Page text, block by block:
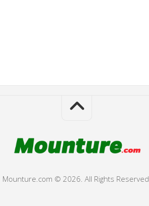
Mounture.com © 2026. All Rights Reserved.